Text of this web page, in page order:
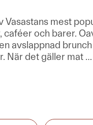
Vasastans mest
caféer och barer.
avslappnad
När det gäller mat …